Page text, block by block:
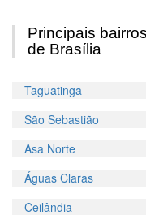
Principais
de Brasília
Taguatinga
São Sebastião
Asa Norte
Águas Claras
Ceilândia